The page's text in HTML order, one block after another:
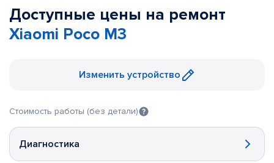
Доступные цены на ремонт
Xiaomi Poco M3
Изменить устройство
Стоимость работы (без детали)
Диагностика